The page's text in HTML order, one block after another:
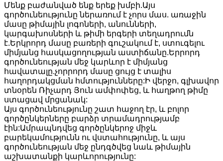
Մենք բաժանված ենք երեք խմբի.Այս
գործունեությունը ներառում է չորս մաս. առաջին
մասը թիմային լոգոների, անունների,
կարգախոսների և թիմի երգերի տեղադրումն
է.Երկրորդ մասը բառերի գուշակում է, ստուգելու
միմյանց հասկացողության աստիճանը.Երրորդ
գործունեության մեջ կարևոր է միմյանց
հավատալը.չորրորդ մասը ցույց է տալիս
հաղորդակցման հմտությունները:Ի վերջո, գլխավոր
տնօրեն Ռիչարդ Յուն ամփոփեց, և հաղթող թիմը
ստացավ մրցանակ:
Այս գործունեությունը շատ հաջող էր, և բոլոր
գործընկերները բարձր տրամադրությամբ
էին:Ամրապնդվեց գործընկերոջ միջև
բարեկամությունն ու վստահությունը, և այս
գործունեության մեջ ընդգծվեց նաև թիմային
աշխատանքի կարևորությունը: